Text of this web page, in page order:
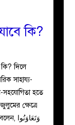
কি?
দিলে
সাহায্য-
সহযোগিতা হতে
ক্ষেত্রে
কাউকে সহযোগিতা করা যাবে না। আল্লাহ তাআলা বলেন, وَتَعَاوَنُوا